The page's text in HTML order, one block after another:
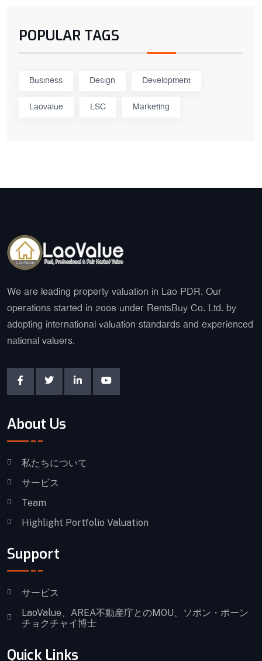
POPULAR TAGS
Business Design Development
Laovalue LSC Marketing
We are leading property valuation in Lao PDR. Our
operations started in 2008 under RentsBuy Co. Ltd. by
adopting international valuation standards and experienced
national valuers.
About Us
私たちについて
サービス
Team
Highlight Portfolio Valuation
Support
サービス
LaoValue、AREA不動産庁とのMOU、ソポン・ポーン
チョクチャイ博士
Quick Links